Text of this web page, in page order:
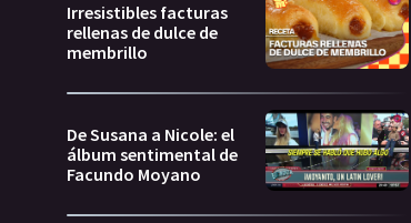
Irresistibles facturas
rellenas de dulce de
membrillo
De Susana a Nicole: el
álbum sentimental de
Facundo Moyano